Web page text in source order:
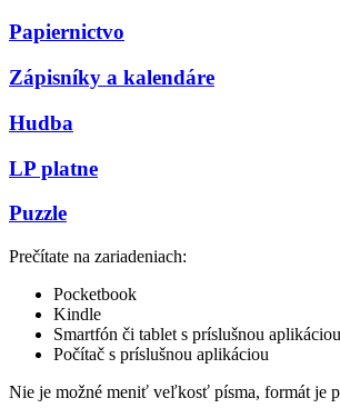
Papiernictvo
Zápisníky a kalendáre
Hudba
LP platne
Puzzle
Prečítate na zariadeniach:
Pocketbook
Kindle
Smartfón či tablet s príslušnou aplikáciou
Počítač s príslušnou aplikáciou
Nie je možné meniť veľkosť písma, formát je